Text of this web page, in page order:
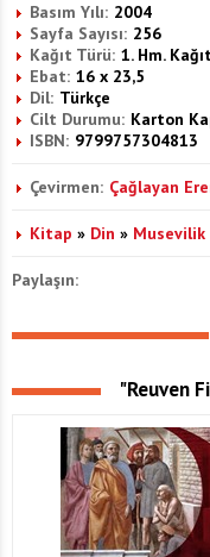
Basım Yılı: 2004
Sayfa Sayısı: 256
Kağıt Türü: 1. Hm.
Ebat: 16 x 23,5
Dil: Türkçe
Cilt Durumu: Karton
ISBN: 9799757304813
Çevirmen: Çağlayan
Kitap » Din » Musevilik
Paylaşın:
"Reuven